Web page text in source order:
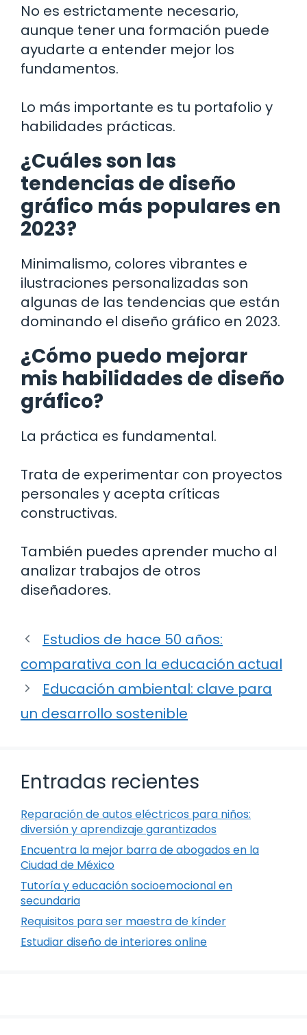
No es estrictamente necesario,
aunque tener una formación puede
ayudarte a entender mejor los
fundamentos.
Lo más importante es tu portafolio y
habilidades prácticas.
¿Cuáles son las
tendencias de diseño
gráfico más populares en
2023?
Minimalismo, colores vibrantes e
ilustraciones personalizadas son
algunas de las tendencias que están
dominando el diseño gráfico en 2023.
¿Cómo puedo mejorar
mis habilidades de diseño
gráfico?
La práctica es fundamental.
Trata de experimentar con proyectos
personales y acepta críticas
constructivas.
También puedes aprender mucho al
analizar trabajos de otros
diseñadores.
Estudios de hace 50 años:
comparativa con la educación actual
Educación ambiental: clave para
un desarrollo sostenible
Entradas recientes
Reparación de autos eléctricos para niños:
diversión y aprendizaje garantizados
Encuentra la mejor barra de abogados en la
Ciudad de México
Tutoría y educación socioemocional en
secundaria
Requisitos para ser maestra de kínder
Estudiar diseño de interiores online